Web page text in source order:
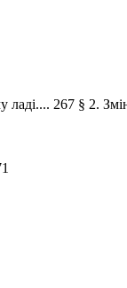
ладі.... 267 § 2.